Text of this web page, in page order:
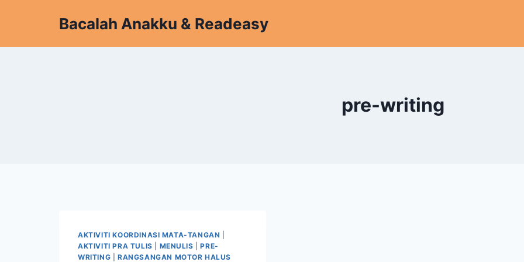
Bacalah Anakku & Readeasy
pre-writing
AKTIVITI KOORDINASI MATA-TANGAN
AKTIVITI PRA TULIS
MENULIS |PRE-
WRITING
RANGSANGAN MOTOR HALUS